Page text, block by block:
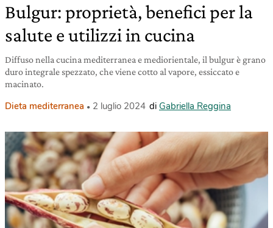
Bulgur: proprietà, benefici per la
salute e utilizzi in cucina
Diffuso nella cucina mediterranea e mediorientale, il bulgur è grano
duro integrale spezzato, che viene cotto al vapore, essiccato e
macinato.
Dieta mediterranea 2 luglio 2024 di Gabriella Reggina